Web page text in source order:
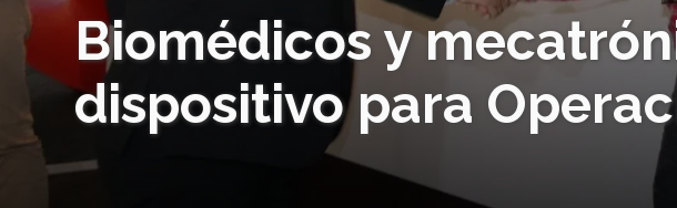
Biomédicos y
dispositivo para